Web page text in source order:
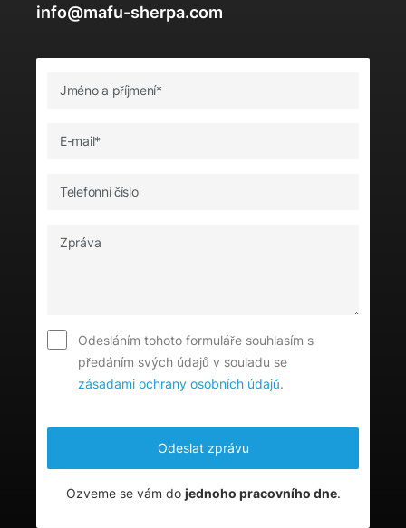
info@mafu-sherpa.com
Odesláním tohoto formuláře souhlasím s
předáním svých údajů v souladu se
zásadami ochrany osobních údajů.
Ozveme se vám do jednoho pracovního dne.